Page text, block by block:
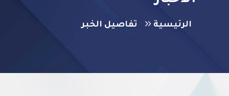
الرئيسية تفاصيل الخبر